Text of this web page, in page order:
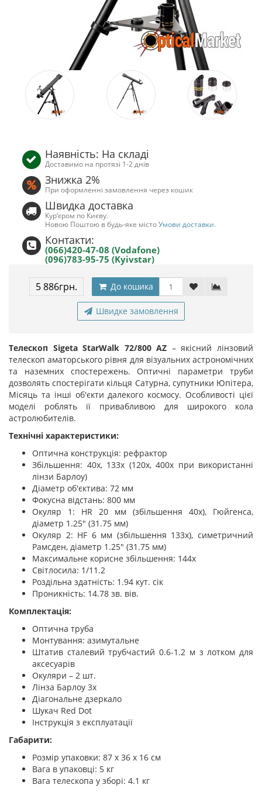
Наявність: На складі
Доставимо на протязі 1-2 днів
Знижка 2%
При оформленні замовлення через кошик
Швидка доставка
Кур‘єром по Києву.
Новою Поштою в будь-яке містоУмови доставки.
Контакти:
(066)420-47-08 (Vodafone)
(096)783-95-75 (Kyivstar)
5 886грн. До кошика
Швидке замовлення
Телескоп Sigeta StarWalk 72/800 AZ – якісний лінзовий
телескоп аматорського рівня для візуальних астрономічних
та наземних спостережень. Оптичні параметри труби
дозволять спостерігати кільця Сатурна, супутники Юпітера,
Місяць та інші об'єкти далекого космосу. Особливості цієї
моделі роблять її привабливою для широкого кола
астролюбителів.
Технічні характеристики:
Оптична конструкція: рефрактор
Збільшення: 40x, 133x (120x, 400x при використанні
лінзи Барлоу)
Діаметр об'єктива: 72 мм
Фокусна відстань: 800 мм
Окуляр 1: HR 20 мм (збільшення 40x), Гюйгенса,
діаметр 1.25" (31.75 мм)
Окуляр 2: HF 6 мм (збільшення 133x), симетричний
Рамсден, діаметр 1.25" (31.75 мм)
Максимальне корисне збільшення: 144x
Світлосила: 1/11.2
Роздільна здатність: 1.94 кут. сік
Проникність: 14.78 зв. вів.
Комплектація:
Оптична труба
Монтування: азимутальне
Штатив сталевий трубчастий 0.6-1.2 м з лотком для
аксесуарів
Окуляри – 2 шт.
Лінза Барлоу 3x
Діагональне дзеркало
Шукач Red Dot
Інструкція з експлуатації
Габарити:
Розмір упаковки: 87 x 36 x 16 см
Вага в упаковці: 5 кг
Вага телескопа у зборі: 4.1 кг